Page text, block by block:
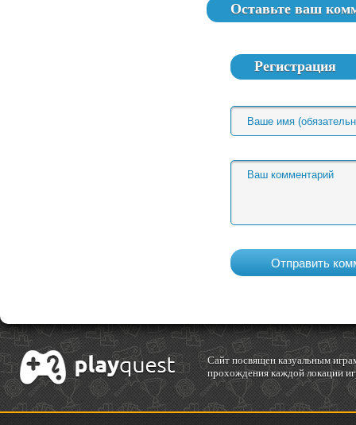
Оставьте ваш
Регистрация
Cайт посвящен казуальным
прохождения каждой локации